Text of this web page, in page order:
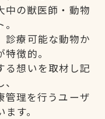
中の獣医師・動物
診療可能な動物か
徴的。
る想いを取材し記
管理を行うユーザ
す。